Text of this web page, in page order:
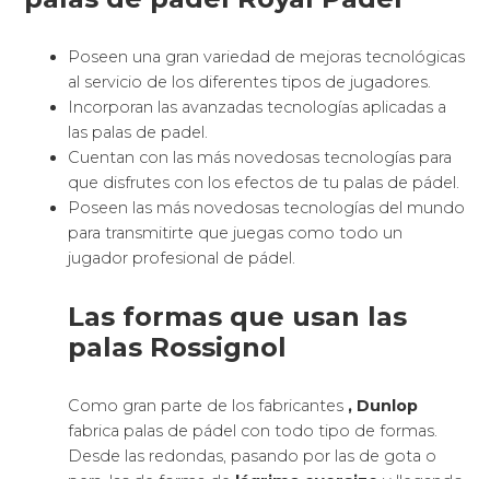
Poseen una gran variedad de mejoras tecnológicas
al servicio de los diferentes tipos de jugadores.
Incorporan las avanzadas tecnologías aplicadas a
las palas de padel.
Cuentan con las más novedosas tecnologías para
que disfrutes con los efectos de tu palas de pádel.
Poseen las más novedosas tecnologías del mundo
para transmitirte que juegas como todo un
jugador profesional de pádel.
Las formas que usan las
palas Rossignol
Como gran parte de los fabricantes , Dunlop
fabrica palas de pádel con todo tipo de formas.
Desde las redondas, pasando por las de gota o